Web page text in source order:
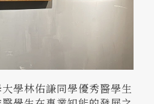
學林佑謙同學優秀醫學生